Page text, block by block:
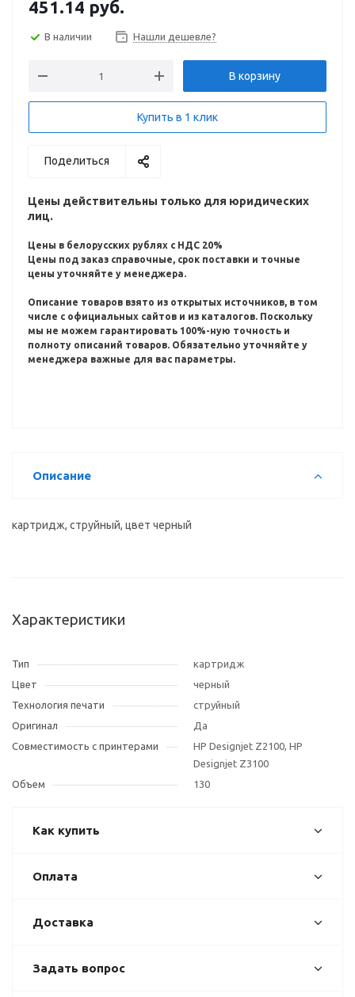
451.14 руб.
В наличии Нашли дешевле?
В корзину
Купить в 1 клик
Поделиться
Цены действительны только для юридических
лиц.
Цены в белорусских рублях с НДС 20%
Цены под заказ справочные, срок поставки и точные
цены уточняйте у менеджера.
Описание товаров взято из открытых источников, в том
числе с официальных сайтов и из каталогов. Поскольку
мы не можем гарантировать 100%-ную точность и
полноту описаний товаров. Обязательно уточняйте у
менеджера важные для вас параметры.
Описание
картридж, струйный, цвет черный
Характеристики
Тип
картридж
Цвет
черный
Технология печати
струйный
Оригинал
Да
Совместимость с принтерами
HP Designjet Z2100, HP
Designjet Z3100
Объем
130
Как купить
Оплата
Доставка
Задать вопрос